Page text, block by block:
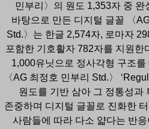
민부리〉의 원도 1,353자 중 완
바탕으로 만든 디지털 글꼴 〈
Std.〉는 한글 2,574자, 로마자
포함한 기호활자 782자를 지원한
1,000유닛으로 정사각형 구조를
〈AG 최정호 민부리 Std.〉
원도를 기반 삼아 그 정통성과
존중하며 디지털 글꼴로 진화한
사람들에 따라 다소 얇다는 반